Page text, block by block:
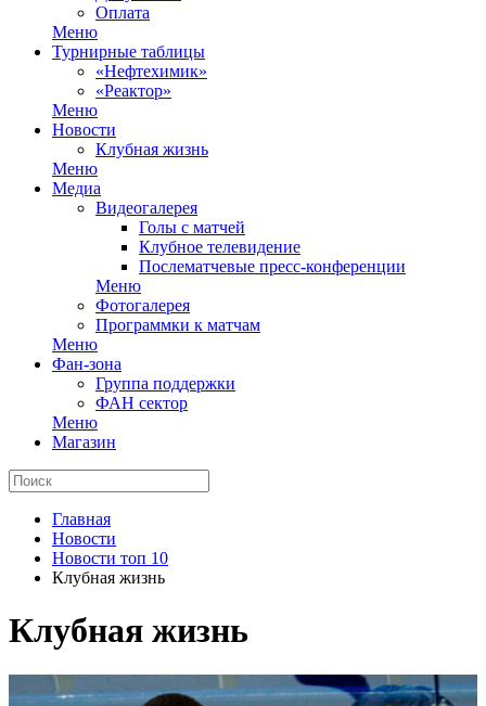
Оплата
Меню
Турнирные таблицы
«Нефтехимик»
«Реактор»
Меню
Новости
Клубная жизнь
Меню
Медиа
Видеогалерея
Голы с матчей
Клубное телевидение
Послематчевые пресс-конференции
Меню
Фотогалерея
Программки к матчам
Меню
Фан-зона
Группа поддержки
ФАН сектор
Меню
Магазин
Главная
Новости
Новости топ 10
Клубная жизнь
Клубная жизнь